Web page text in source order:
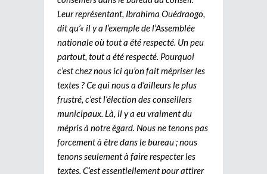
Leur représentant, Ibrahima Ouédraogo,
dit qu’« il y a l’exemple de l’Assemblée
nationale où tout a été respecté. Un peu
partout, tout a été respecté. Pourquoi
c’est chez nous ici qu’on fait mépriser les
textes ? Ce qui nous a d’ailleurs le plus
frustré, c’est l’élection des conseillers
municipaux. Là, il y a eu vraiment du
mépris à notre égard. Nous ne tenons pas
forcement à être dans le bureau ; nous
tenons seulement à faire respecter les
textes. C’est essentiellement pour attirer